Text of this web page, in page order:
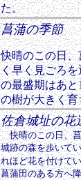
た。
菖蒲の季節
快晴のこの日
く早く見ごろ
の最盛期はあ
の樹が大きく
佐倉城址の花
快晴のこの日、菖
城跡の森を歩いて
れほど花を付けて
菖蒲田のある方へ